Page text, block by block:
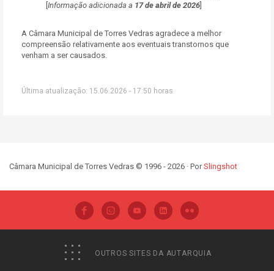
Informação adicionada a 17 de abril de 2026
A Câmara Municipal de Torres Vedras agradece a melhor
compreensão relativamente aos eventuais transtornos que
venham a ser causados.
Última atualização: 15.06.2026 - 17:50 horas
Câmara Municipal de Torres Vedras © 1996 - 2026 · PorSlingshot
OUTROS SITES DA AUTARQUIA